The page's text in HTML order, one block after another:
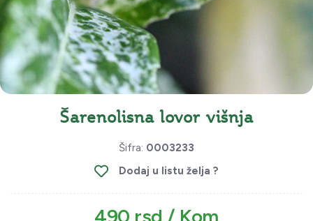
Šarenolisna lovor višnja
Šifra: 0003233
Dodaj u listu želja ?
490 rsd / Kom